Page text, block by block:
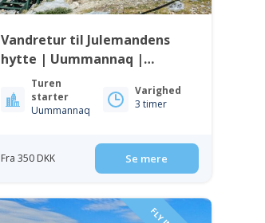
Vandretur til Julemandens
hytte | Uummannaq |
Nordgrønland
Turen
starter
Uummannaq
Varighed
3 timer
Fra 350 DKK Se mere